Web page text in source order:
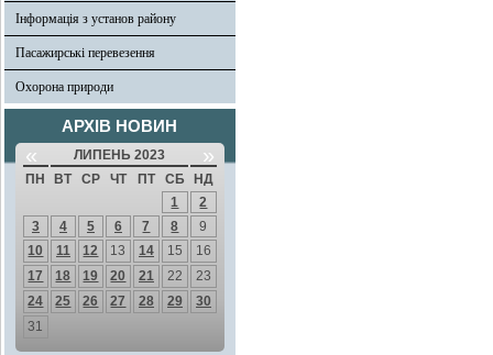
Інформація з установ району
Пасажирські перевезення
Охорона природи
АРХІВ НОВИН
« ЛИПЕНЬ 2023 »
ПН ВТ СР ЧТ ПТ СБ
НД
1
2
3
4 5 6 7 8
9
10
11 12 13 14 15
16
17
18 19 20 21 22
23
24
25 26 27 28 29
30
31